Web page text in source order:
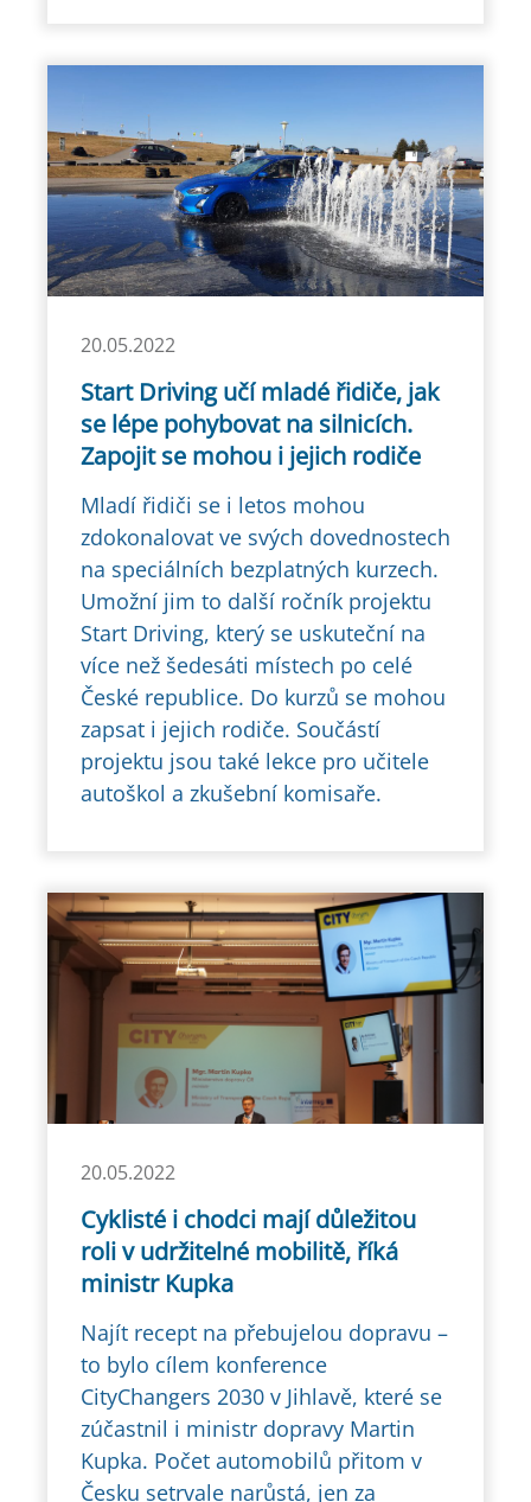
20.05.2022
Start Driving učí mladé řidiče, jak
se lépe pohybovat na silnicích.
Zapojit se mohou i jejich rodiče
Mladí řidiči se i letos mohou
zdokonalovat ve svých dovednostech
na speciálních bezplatných kurzech.
Umožní jim to další ročník projektu
Start Driving, který se uskuteční na
více než šedesáti místech po celé
České republice. Do kurzů se mohou
zapsat i jejich rodiče. Součástí
projektu jsou také lekce pro učitele
autoškol a zkušební komisaře.
20.05.2022
Cyklisté i chodci mají důležitou
roli v udržitelné mobilitě, říká
ministr Kupka
Najít recept na přebujelou dopravu –
to bylo cílem konference
CityChangers 2030 v Jihlavě, které se
zúčastnil i ministr dopravy Martin
Kupka. Počet automobilů přitom v
Česku setrvale narůstá, jen za